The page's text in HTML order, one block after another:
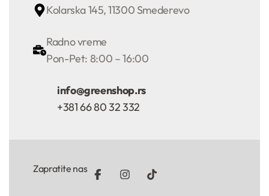
Kolarska 145, 11300 Smederevo
Radno vreme
Pon-Pet: 8:00 – 16:00
info@greenshop.rs
+381 66 80 32 332
Zapratite nas